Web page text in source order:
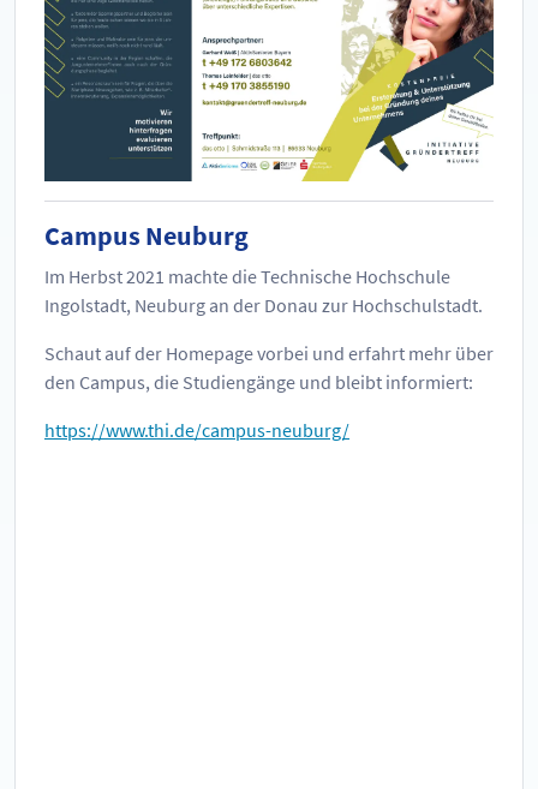
Campus Neuburg
Im Herbst 2021 machte die Technische Hochschule
Ingolstadt, Neuburg an der Donau zur Hochschulstadt.
Schaut auf der Homepage vorbei und erfahrt mehr über
den Campus, die Studiengänge und bleibt informiert:
https://www.thi.de/campus-neuburg/